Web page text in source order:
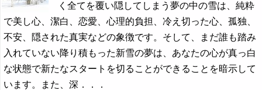
く全てを覆い隠してしまう夢の中の雪は、純粋
で美し心、潔白、恋愛、心理的負担、冷え切った心、孤独、
不安、隠された真実などの象徴です。そして、まだ誰も踏み
入れていない降り積もった新雪の夢は、あなたの心が真っ白
な状態で新たなスタートを切ることができることを暗示して
います。また、深．．．